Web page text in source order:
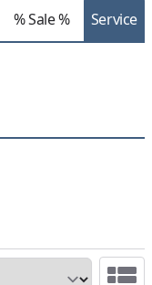
% Sale % Service